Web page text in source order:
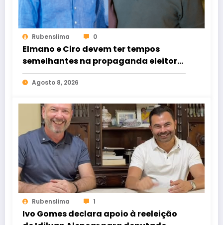
Rubenslima 0
Elmano e Ciro devem ter tempos
semelhantes na propaganda eleitoral
de rádio e TV
Agosto 8, 2026
Rubenslima 1
Ivo Gomes declara apoio à reeleição